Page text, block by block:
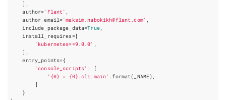
],
author='Flant' ,
author_email='maksim.nabokikh@flant.com' ,
include_package_data=True,
install_requires=[
'kubernetes==9.0.0' ,
],
entry_points={
'console_scripts' :
[
' {0} = {0} .cli:main' . format( _NAME),
]
}